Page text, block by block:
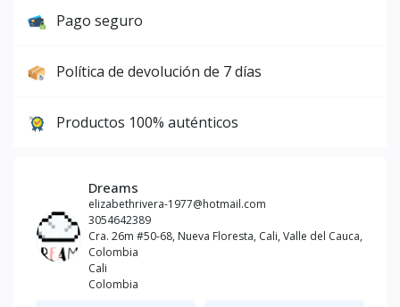
Pago seguro
Política de devolución de 7 días
Productos 100% auténticos
Dreams
elizabethrivera-1977@hotmail.com
3054642389
Cra. 26m #50-68, Nueva Floresta, Cali, Valle del Cauca,
Colombia
Cali
Colombia